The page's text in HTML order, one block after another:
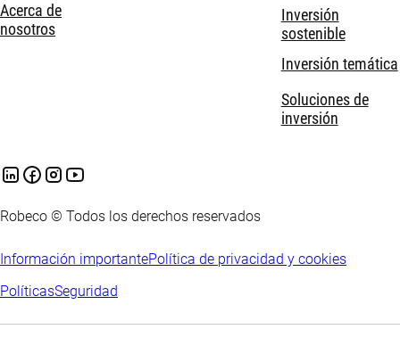
Acerca de
nosotros
Inversión
sostenible
Inversión temática
Soluciones de
inversión
Robeco © Todos los derechos reservados
Información importantePolítica de privacidad y cookies
PolíticasSeguridad